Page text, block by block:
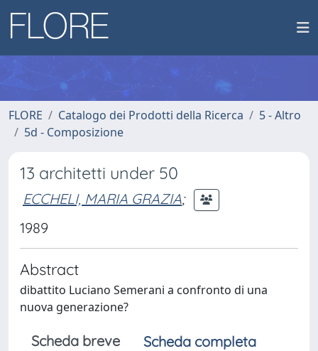
FLORE Catalogo dei Prodotti della Ricerca
5 - Altro
5d - Composizione
13 architetti under 50
ECCHELI, MARIA GRAZIA;
1989
Abstract
dibattito Luciano Semerani a confronto di una
nuova generazione?
Scheda breve
Scheda completa